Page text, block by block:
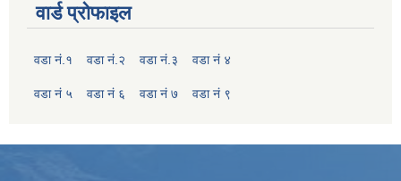
वार्ड प्रोफाइल
वडा नं.१ वडा नं.२ वडा नं.३ वडा नं ४
वडा नं ५ वडा नं ६ वडा नं ७ वडा नं ९